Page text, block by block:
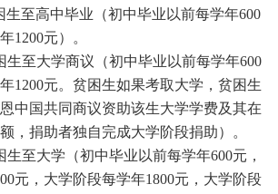
生至高中毕业（初中毕业以前每学年600
1200元）。
生至大学商议（初中毕业以前每学年600
1200元。贫困生如果考取大学，贫困生
中国共同商议资助该生大学学费及其在
，捐助者独自完成大学阶段捐助）。
生至大学（初中毕业以前每学年600元，
元，大学阶段每学年1800元，大学阶段